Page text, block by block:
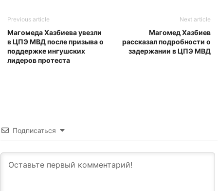
Previous article
Магомеда Хазбиева увезли
в ЦПЭ МВД после призыва о
поддержке ингушских
лидеров протеста
Next article
Магомед Хазбиев
рассказал подробности о
задержании в ЦПЭ МВД
Подписаться